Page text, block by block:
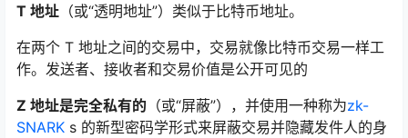
T 地址 （或“透明地址”）类似于比特币地址。
在两个 T 地址之间的交易中，交易就像比特币交易一样工
作。发送者、接收者和交易价值是公开可见的
Z 地址是完全私有的 （或“屏蔽”），并使用一种称为zk-
SNARK s 的新型密码学形式来屏蔽交易并隐藏发件人的身